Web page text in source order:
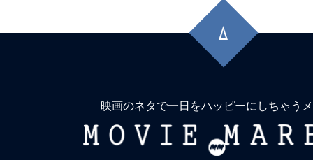
頭
に
映画のネタで一日をハッピーにしちゃう
MOVIE